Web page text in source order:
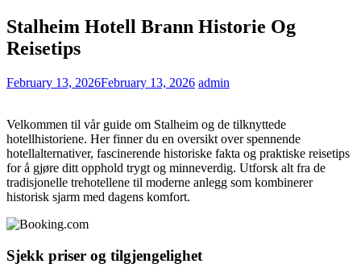
Stalheim Hotell Brann Historie Og
Reisetips
February 13, 2026February 13, 2026 admin
Velkommen til vår guide om Stalheim og de tilknyttede
hotellhistoriene. Her finner du en oversikt over spennende
hotellalternativer, fascinerende historiske fakta og praktiske reisetips
for å gjøre ditt opphold trygt og minneverdig. Utforsk alt fra de
tradisjonelle trehotellene til moderne anlegg som kombinerer
historisk sjarm med dagens komfort.
Sjekk priser og tilgjengelighet